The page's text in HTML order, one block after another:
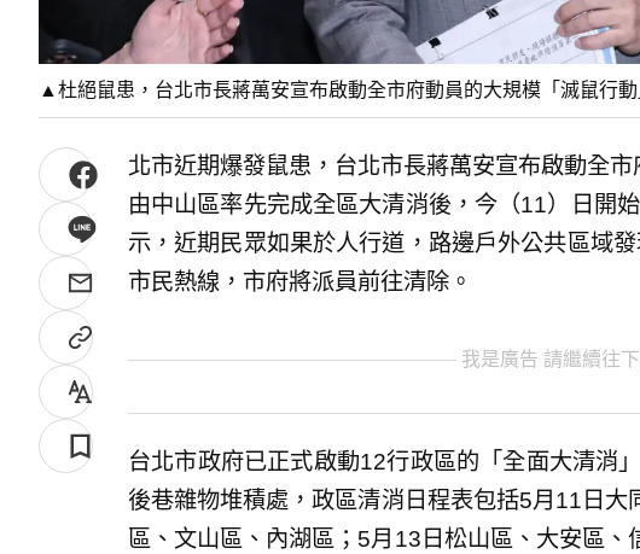
▲杜絕鼠患，台北市長蔣萬安宣布啟動全市府動員的大規模「滅鼠行動
北市近期爆發鼠患，台北市長蔣萬安宣布啟動全
由中山區率先完成全區大清消後，今（11）日開
示，近期民眾如果於人行道，路邊戶外公共區域
市民熱線，市府將派員前往清除。
我是廣告 請繼續往
台北市政府已正式啟動12行政區的「全面大清消
後巷雜物堆積處，政區清消日程表包括5月11日
區、文山區、內湖區；5月13日松山區、大安區